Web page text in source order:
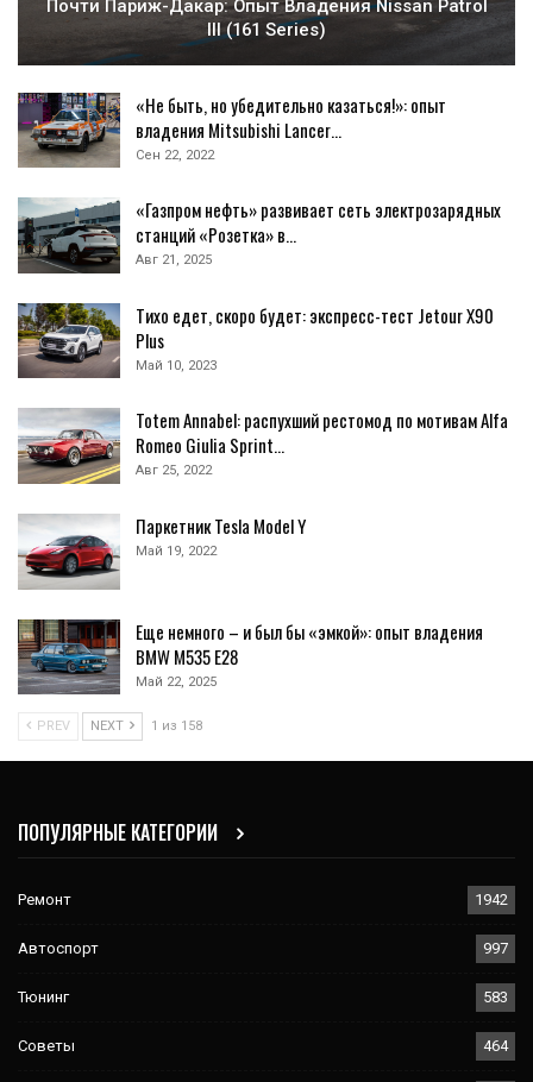
Почти Париж-Дакар: Опыт Владения Nissan Patrol
III (161 Series)
«Не быть, но убедительно казаться!»: опыт
владения Mitsubishi Lancer…
Сен 22, 2022
«Газпром нефть» развивает сеть электрозарядных
станций «Розетка» в…
Авг 21, 2025
Тихо едет, скоро будет: экспресс-тест Jetour X90
Plus
Май 10, 2023
Totem Annabel: распухший рестомод по мотивам Alfa
Romeo Giulia Sprint…
Авг 25, 2022
Паркетник Tesla Model Y
Май 19, 2022
Еще немного – и был бы «эмкой»: опыт владения
BMW M535 Е28
Май 22, 2025
PREV NEXT 1 из 158
ПОПУЛЯРНЫЕ КАТЕГОРИИ
Ремонт 1942
Автоспорт 997
Тюнинг 583
Советы 464